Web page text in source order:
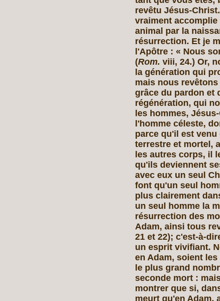
revêtu
vraiment
animal par la
résurrection. Et je
l'Apôtre : « Nous
(Rom. viii, 24.) Or,
la génération qui
mais nous
grâce du pardon et
régénération, qui
les hommes,
l'homme céleste,
parce qu'il est
terrestre et mortel,
les autres corps, il
qu'ils deviennent
avec eux un seul
font qu'un seul
plus clairement
un seul homme la
résurrection des
Adam, ainsi tous
21 et 22);
un esprit vivifiant.
en Adam, soient
le plus grand
seconde mort :
montrer que si,
meurt qu'en Adam,